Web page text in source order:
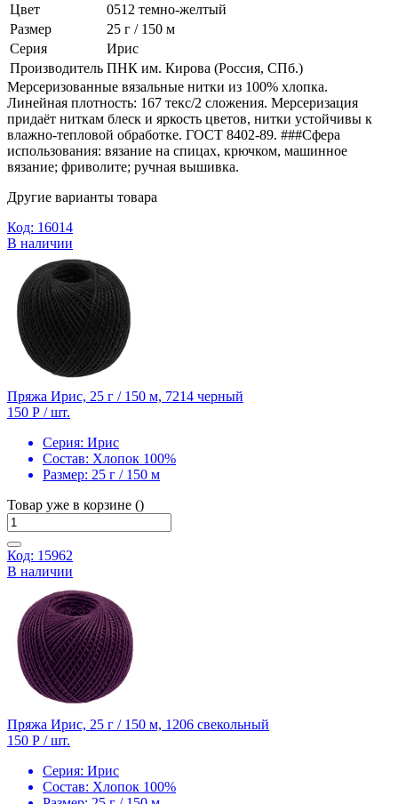
Цвет
0512 темно-желтый
Размер
25 г / 150 м
Серия
Ирис
Производитель ПНК им. Кирова (Россия, СПб.)
Мерсеризованные вязальные нитки из 100% хлопка.
Линейная плотность: 167 текс/2 сложения. Мерсеризация
придаёт ниткам блеск и яркость цветов, нитки устойчивы к
влажно-тепловой обработке. ГОСТ 8402-89. ###Сфера
использования: вязание на спицах, крючком, машинное
вязание; фриволите; ручная вышивка.
Другие варианты товара
Код: 16014
В наличии
Пряжа Ирис, 25 г / 150 м, 7214 черный
150 Р / шт.
Серия: Ирис
Состав: Хлопок 100%
Размер: 25 г / 150 м
Товар уже в корзине ()
Код: 15962
В наличии
Пряжа Ирис, 25 г / 150 м, 1206 свекольный
150 Р / шт.
Серия: Ирис
Состав: Хлопок 100%